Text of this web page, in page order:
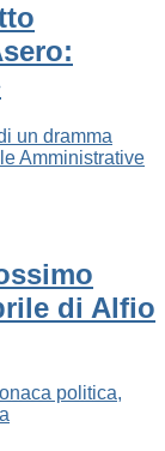
un dramma
Amministrative
di Alfio
politica,